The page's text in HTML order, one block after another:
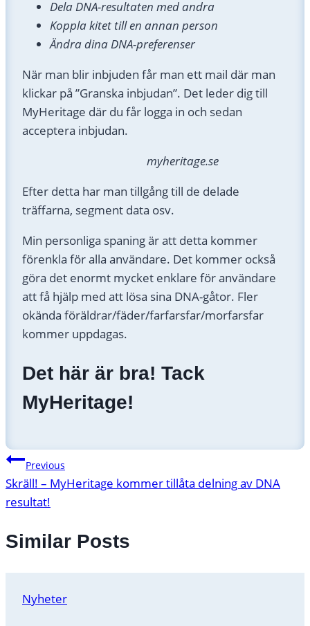
Dela DNA-resultaten med andra
Koppla kitet till en annan person
Ändra dina DNA-preferenser
När man blir inbjuden får man ett mail där man
klickar på ”Granska inbjudan”. Det leder dig till
MyHeritage där du får logga in och sedan
acceptera inbjudan.
myheritage.se
Efter detta har man tillgång till de delade
träffarna, segment data osv.
Min personliga spaning är att detta kommer
förenkla för alla användare. Det kommer också
göra det enormt mycket enklare för användare
att få hjälp med att lösa sina DNA-gåtor. Fler
okända föräldrar/fäder/farfarsfar/morfarsfar
kommer uppdagas.
Det här är bra! Tack
MyHeritage!
Inläggsnavigering
Previous
Skräll! – MyHeritage kommer tillåta delning av DNA
resultat!
Similar Posts
Nyheter